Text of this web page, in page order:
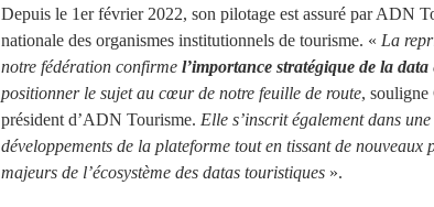
Depuis le 1er février 2022, son pilotage est assuré par ADN
nationale des organismes institutionnels de tourisme. « La
notre fédération confirme l’importance stratégique de la data
positionner le sujet au cœur de notre feuille de route, souligne
président d’ADN Tourisme. Elle s’inscrit également dans
développements de la plateforme tout en tissant de nouveaux
majeurs de l’écosystème des datas touristiques».